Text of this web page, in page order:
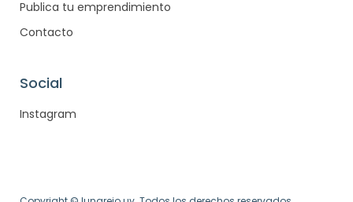
Publica tu emprendimiento
Contacto
Social
Instagram